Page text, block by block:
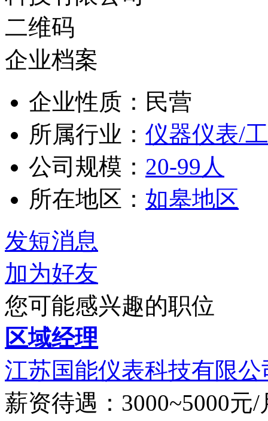
企业档案
企业性质：民营
所属行业： 仪器仪表/
公司规模： 20-99人
所在地区： 如皋地区
发短消息
加为好友
您可能感兴趣的职位
区域经理
江苏国能仪表科技有限公
薪资待遇：3000~5000元/